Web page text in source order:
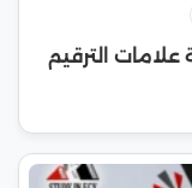
علامات الترقيم